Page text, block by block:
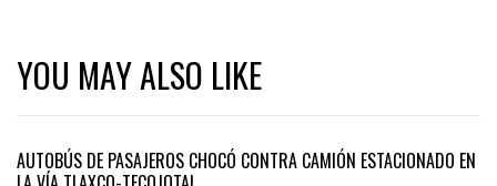
YOU MAY ALSO LIKE
AUTOBÚS DE PASAJEROS CHOCÓ CONTRA CAMIÓN ESTACIONADO EN